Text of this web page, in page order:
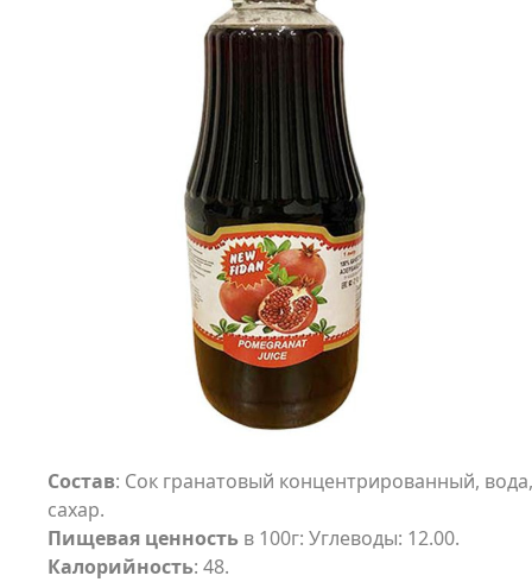
Состав: Сок гранатовый концентрированный, вода,
сахар.
Пищевая ценность в 100г: Углеводы: 12.00.
Калорийность: 48.